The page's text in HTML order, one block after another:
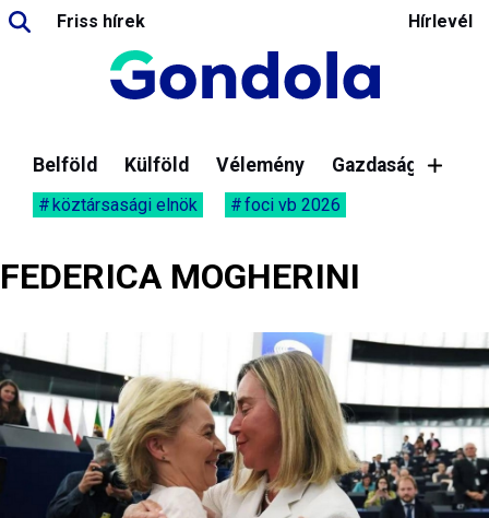
Friss hírek Hírlevél
Belföld Külföld Vélemény Gazdaság
köztársasági elnök foci vb 2026
FEDERICA MOGHERINI